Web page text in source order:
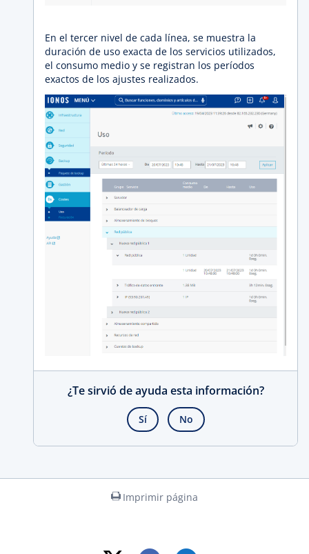
En el tercer nivel de cada línea, se muestra la
duración de uso exacta de los servicios utilizados,
el consumo medio y se registran los períodos
exactos de los ajustes realizados.
¿Te sirvió de ayuda esta información?
Sí No
Imprimir página